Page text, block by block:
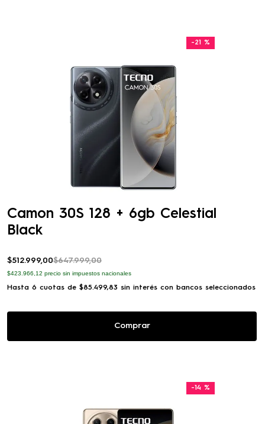
-21 %
Camon 30S 128 + 6gb Celestial
Black
$512.999 00$647.999,00
$423.966,12 precio sin impuestos nacionales
Hasta 6 cuotas de $85.499,83 sin interés con bancos seleccionados
Comprar
-14 %